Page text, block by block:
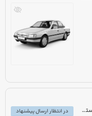
مزایده دولتی خودرو سمند X7 مدل 1386 رنگ خاکستری
در انتظار ارسال پیشنهاد